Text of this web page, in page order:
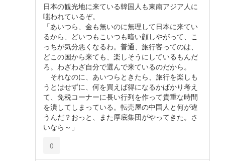
日本の観光地に来ている韓国人も東南アジア人に
嗤われているぞ。
「あいつら、金も無いのに無理して日本に来てい
るから、どいつもこいつも暗い顔しやがって、こ
っちが気分悪くなるわ。普通、旅行客ってのは、
どこの国から来ても、楽しそうにしているもんだ
ろ。わざわざ自分で選んで来ているのだから。
それなのに、あいつらときたら、旅行を楽しも
うとはせずに、何を買えば得になるかばかり考え
て、免税コーナーに長い行列を作って貴重な時間
を潰してしまっている。転売屋の中国人と何が違
うんだ？おっと、また厚底集団がやってきた。さ
いなら～」
0